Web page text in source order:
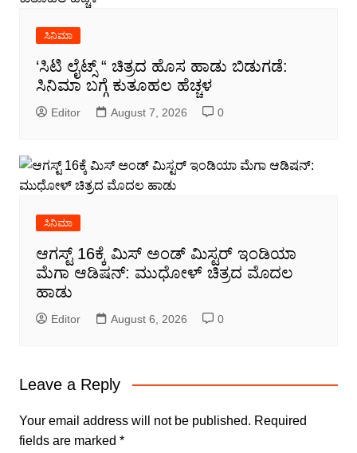
ಸಿನಿಮಾ
‘ಸಿಟಿ ಲೈಟ್ಸ್ “ ಚಿತ್ರದ ಹೊಸ ಹಾಡು ಬಿಡುಗಡೆ:
ಸಿನಿಮಾ ಬಗ್ಗೆ ಕುತೂಹಲ ಹೆಚ್ಚಳ
Editor August 7, 2026 0
ಸಿನಿಮಾ
ಆಗಸ್ಟ್ 16ಕ್ಕೆ ಮಿಸ್ ಅಂಡ್ ಮಿಸ್ಟರ್ ಇಂಡಿಯಾ
ಮೆಗಾ ಆಡಿಷನ್: ಮುಧೋಳ್ ಚಿತ್ರದ ಮೊದಲ
ಹಾಡು
Editor August 6, 2026 0
Leave a Reply
Your email address will not be published. Required
fields are marked *